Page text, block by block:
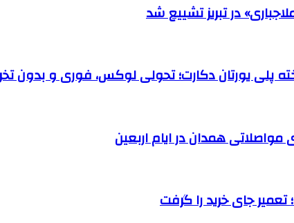
در تبریز تشییع شد
پلی یورتان دکارت؛ تحولی لوکس، فوری و بدون
جای خرید را گرفت